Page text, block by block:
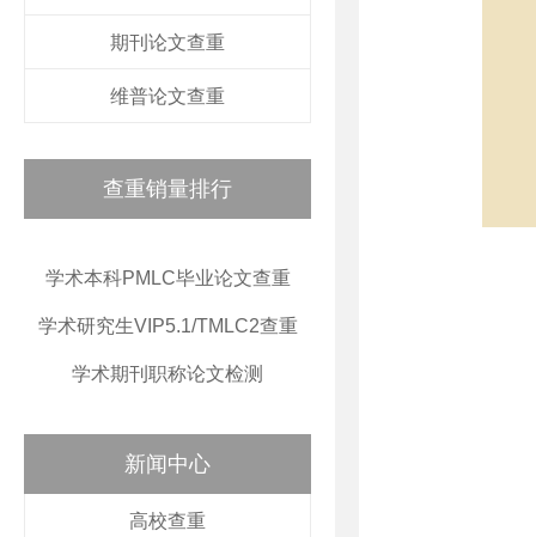
期刊论文查重
维普论文查重
查重销量排行
学术本科PMLC毕业论文查重
学术研究生VIP5.1/TMLC2查重
学术期刊职称论文检测
新闻中心
高校查重